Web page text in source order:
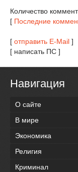
Количество
[ Последние
[ отправить E-Mail ]
[ написать ПС ]
Навигация
О сайте
В мире
Экономика
Религия
Криминал